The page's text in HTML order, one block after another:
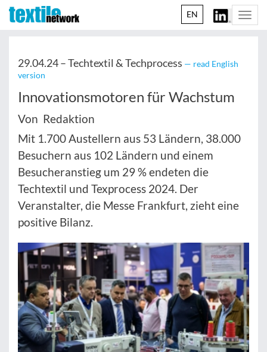
EN
29.04.24 –Techtextil & Techprocess — read English
version
Innovationsmotoren für Wachstum
Von Redaktion
Mit 1.700 Austellern aus 53 Ländern, 38.000
Besuchern aus 102 Ländern und einem
Besucheranstieg um 29 % endeten die
Techtextil und Texprocess 2024. Der
Veranstalter, die Messe Frankfurt, zieht eine
positive Bilanz.